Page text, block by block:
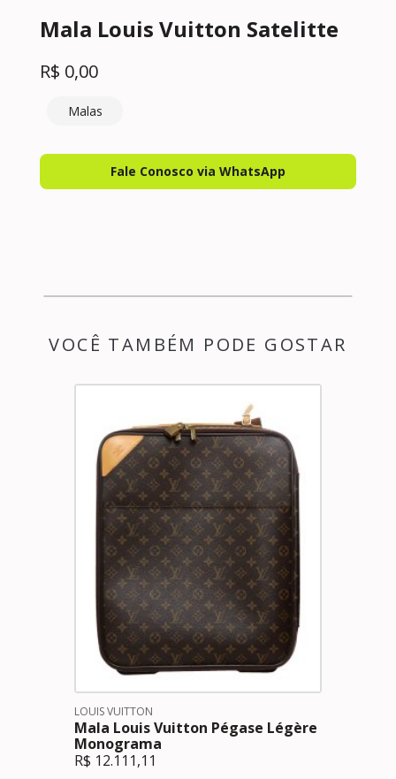
Mala Louis Vuitton Satelitte
R$ 0,00
Malas
Fale Conosco via WhatsApp
VOCÊ TAMBÉM PODE GOSTAR
LOUIS VUITTON
Mala Louis Vuitton Pégase Légère
Monograma
R$ 12.111,11